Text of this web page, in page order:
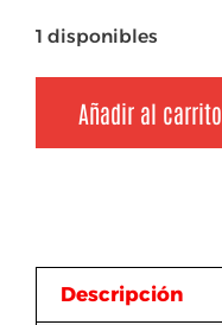
1 disponibles
Añadir al carrito
Descripción